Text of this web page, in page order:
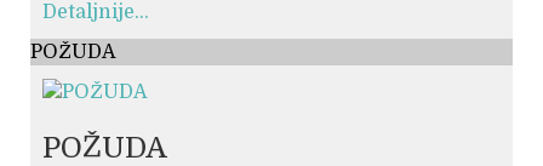
Detaljnije...
POŽUDA
POŽUDA